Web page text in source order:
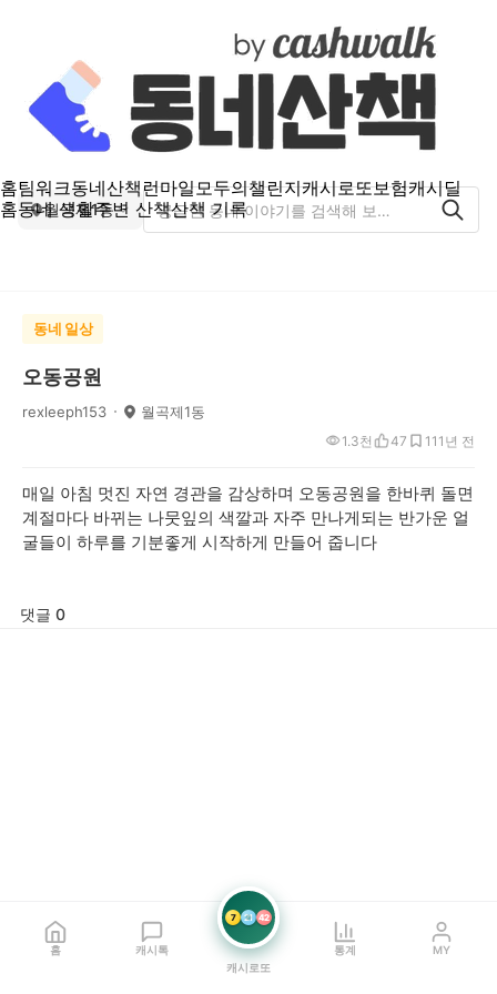
홈팀워크동네산책런마일모두의챌린지캐시로또보험캐시딜
홈동네 생활주변 산책산책 기록
월곡제1동
동네 일상
오동공원
rexleeph153 월곡제1동
1년 전
1.3천 47 11
매일 아침 멋진 자연 경관을 감상하며 오동공원을 한바퀴 돌면
계절마다 바뀌는 나뭇잎의 색깔과 자주 만나게되는 반가운 얼
굴들이 하루를 기분좋게 시작하게 만들어 줍니다
댓글 0
홈 캐시톡
7 21 42
캐시로또
통계 MY